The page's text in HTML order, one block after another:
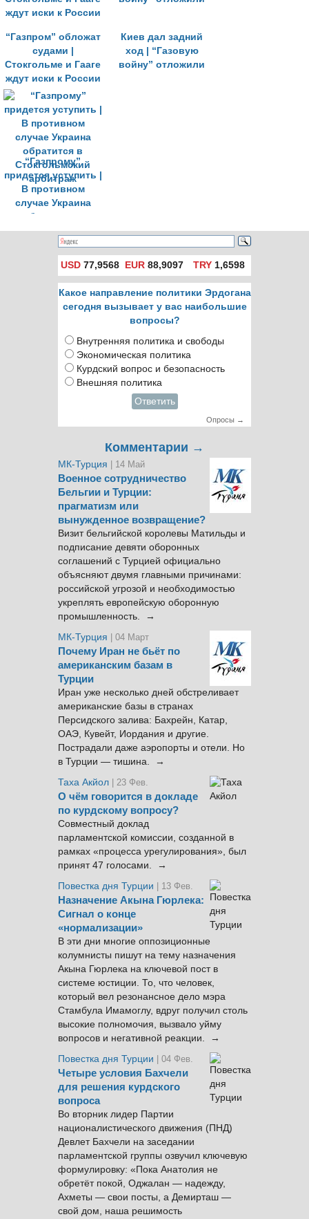
“Газпром” обложат
судами |
Стокгольме и Гааге
ждут иски к России
Киев дал задний
ход | “Газовую
войну” отложили
“Газпрому”
придется уступить |
В противном
случае Украина
обратится в
Стокгольмский
арбитраж
USD 77,9568 EUR 88,9097 TRY1,6598
Какое направление политики Эрдогана
сегодня вызывает у вас наибольшие
вопросы?
Внутренняя политика и свободы
Экономическая политика
Курдский вопрос и безопасность
Внешняя политика
Ответить
Опросы →
Комментарии →
МК-Турция | 14 Май
Военное сотрудничество
Бельгии и Турции:
прагматизм или
вынужденное возвращение?
Визит бельгийской королевы Матильды и
подписание девяти оборонных
соглашений с Турцией официально
объясняют двумя главными причинами:
российской угрозой и необходимостью
укреплять европейскую оборонную
промышленность. →
МК-Турция
| 04 Март
Почему Иран не бьёт по
американским базам в
Турции
Иран уже несколько дней обстреливает
американские базы в странах
Персидского залива: Бахрейн, Катар,
ОАЭ, Кувейт, Иордания и другие.
Пострадали даже аэропорты и отели. Но
в Турции — тишина. →
Таха Акйол | 23 Фев.
О чём говорится в докладе
по курдскому вопросу?
Совместный доклад
парламентской комиссии, созданной в
рамках «процесса урегулирования», был
принят 47 голосами. →
Повестка дня Турции
| 13 Фев.
Назначение Акына Гюрлека:
Сигнал о конце
«нормализации»
В эти дни многие оппозиционные
колумнисты пишут на тему назначения
Акына Гюрлека на ключевой пост в
системе юстиции. То, что человек,
который вел резонансное дело мэра
Стамбула Имамоглу, вдруг получил столь
высокие полномочия, вызвало уйму
вопросов и негативной реакции. →
Повестка дня Турции
| 04 Фев.
Четыре условия Бахчели
для решения курдского
вопроса
Во вторник лидер Партии
националистического движения (ПНД)
Девлет Бахчели на заседании
парламентской группы озвучил ключевую
формулировку: «Пока Анатолия не
обретёт покой, Оджалан — надежду,
Ахметы — свои посты, а Демирташ —
свой дом, наша решимость